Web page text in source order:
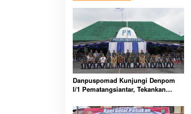
Danpuspomad Kunjungi Denpom
I/1 Pematangsiantar, Tekankan
Penegakan Hukum